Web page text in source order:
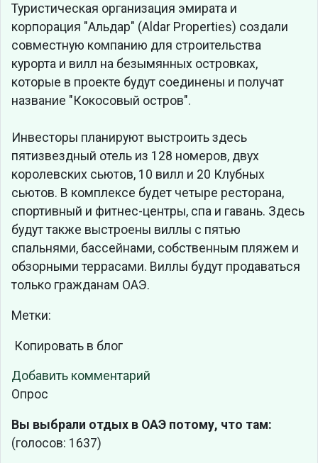
Туристическая организация эмирата и
корпорация "Альдар" (Aldar Properties) создали
совместную компанию для строительства
курорта и вилл на безымянных островках,
которые в проекте будут соединены и получат
название "Кокосовый остров".
Инвесторы планируют выстроить здесь
пятизвездный отель из 128 номеров, двух
королевских сьютов, 10 вилл и 20 Клубных
сьютов. В комплексе будет четыре ресторана,
спортивный и фитнес-центры, спа и гавань. Здесь
будут также выстроены виллы с пятью
спальнями, бассейнами, собственным пляжем и
обзорными террасами. Виллы будут продаваться
только гражданам ОАЭ.
Метки:
Копировать в блог
Добавить комментарий
Опрос
Вы выбрали отдых в ОАЭ потому, что там:
(голосов: 1637)